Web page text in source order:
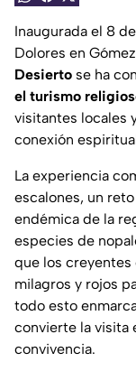
Inaugurada el 8
Dolores en
Desierto se ha
el turismo
visitantes locales
conexión
La experiencia
escalones, un
endémica de la
especies de
que los
milagros y rojos
todo esto
convierte la visita
convivencia.